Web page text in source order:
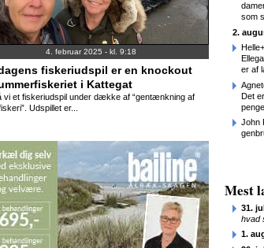
4. februar 2025 - kl. 9:18
fiskeriudspil er en knockout
i Kattegat
vi et fiskeriudspil under dække af “gentænkning af
Udspillet er...
som
2.
er af
Det
John
Mest
31.
hvad
1.